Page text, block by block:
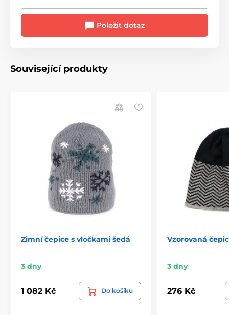
Položit dotaz
Související produkty
Zimní čepice s vločkami šedá
3 dny
1 082 Kč Do košíku
Vzorovaná
3 dny
276 Kč